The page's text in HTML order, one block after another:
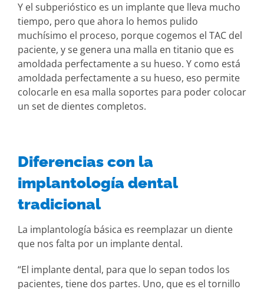
Y el subperióstico es un implante que lleva mucho
tiempo, pero que ahora lo hemos pulido
muchísimo el proceso, porque cogemos el TAC del
paciente, y se genera una malla en titanio que es
amoldada perfectamente a su hueso. Y como está
amoldada perfectamente a su hueso, eso permite
colocarle en esa malla soportes para poder colocar
un set de dientes completos.
Diferencias con la
implantología dental
tradicional
La implantología básica es reemplazar un diente
que nos falta por un implante dental.
“El implante dental, para que lo sepan todos los
pacientes, tiene dos partes. Uno, que es el tornillo